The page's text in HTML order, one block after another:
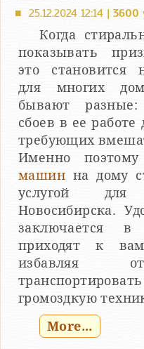
■ 25.12.2024 12:14 | 3600
Когда
показывать
это становится
для многих
бывают
сбоев в ее
требующих
Именно
машин на дому
услугой
Новосибирска.
заключается
приходят к
избавляя
громоздкую
More...